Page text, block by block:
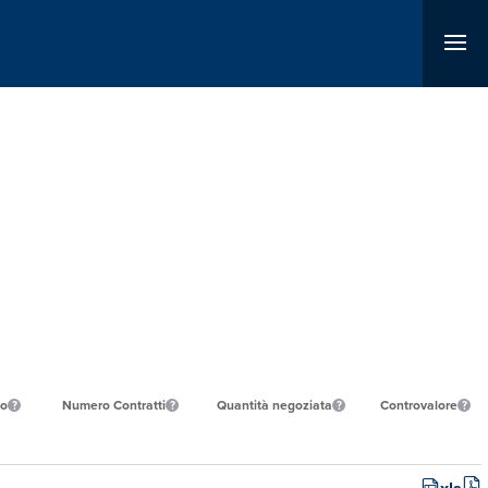
Numero Contratti Quantità negoziata Controvalore